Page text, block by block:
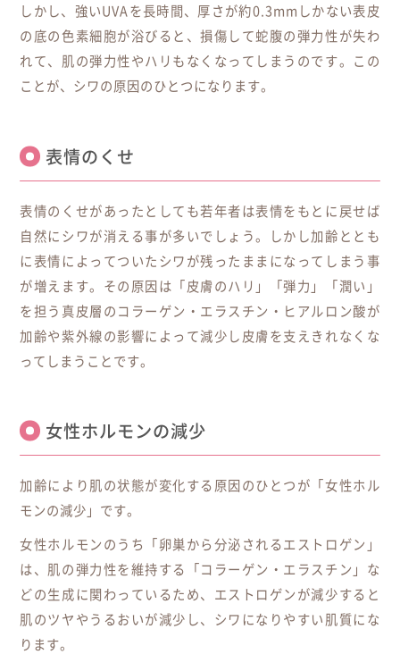
しかし、強いUVAを長時間、厚さが約0.3mmしかない表皮
の底の色素細胞が浴びると、損傷して蛇腹の弾力性が失わ
れて、肌の弾力性やハリもなくなってしまうのです。この
ことが、シワの原因のひとつになります。
表情のくせ
表情のくせがあったとしても若年者は表情をもとに戻せば
自然にシワが消える事が多いでしょう。しかし加齢ととも
に表情によってついたシワが残ったままになってしまう事
が増えます。その原因は「皮膚のハリ」「弾力」「潤い」
を担う真皮層のコラーゲン・エラスチン・ヒアルロン酸が
加齢や紫外線の影響によって減少し皮膚を支えきれなくな
ってしまうことです。
女性ホルモンの減少
加齢により肌の状態が変化する原因のひとつが「女性ホル
モンの減少」です。
女性ホルモンのうち「卵巣から分泌されるエストロゲン」
は、肌の弾力性を維持する「コラーゲン・エラスチン」な
どの生成に関わっているため、エストロゲンが減少すると
肌のツヤやうるおいが減少し、シワになりやすい肌質にな
ります。